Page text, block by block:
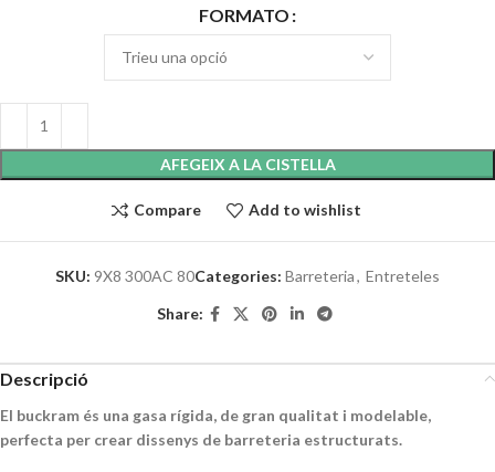
FORMATO
AFEGEIX A LA CISTELLA
Compare Add to wishlist
SKU: 9X8 300AC 80Categories: Barreteria, Entreteles
Share:
Descripció
El buckram és una gasa rígida, de gran qualitat i modelable,
perfecta per crear dissenys de barreteria estructurats.